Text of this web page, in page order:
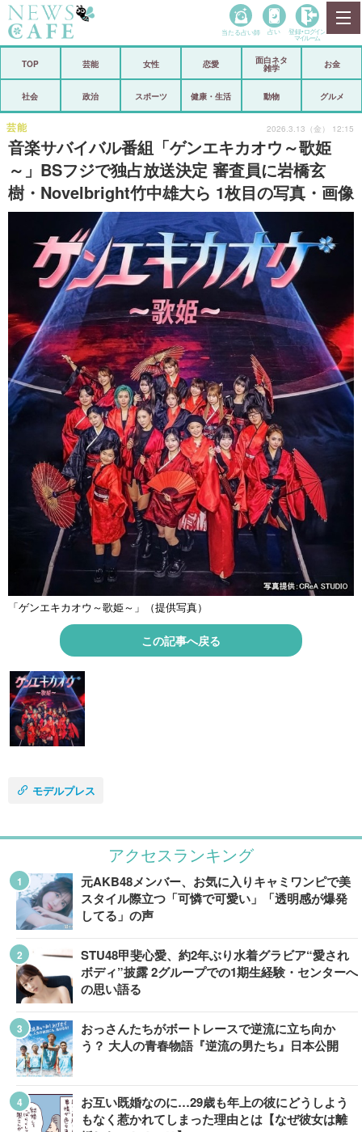
政治
芸能 スポーツ
恋愛 ビックリ
コメントポスト アリ／ナシ
リリース ショップ
登録・ログイン/マイルーム
当たる占い師 占い 登録• ログイン
マイルーム
TOP 芸能 女性 恋愛
面白ネタ
雑学
お金
社会 政治 スポーツ 健康・生活 動物 グルメ
音楽サバイバル番組「ゲンエキカオウ～歌姫
～」BSフジで独占放送決定 審査員に岩橋玄
樹・Novelbright竹中雄大ら 1枚目の写真・画像
芸能 2026.3.13（金） 12:15
「ゲンエキカオウ～歌姫～」（提供写真）
この記事へ戻る
モデルプレス
アクセスランキング
元AKB48メンバー、お気に入りキャミワンピで美
スタイル際立つ「可憐で可愛い」「透明感が爆発
してる」の声
STU48甲斐心愛、約2年ぶり水着グラビア“愛され
ボディ”披露 2グループでの1期生経験・センターへ
の思い語る
おっさんたちがボートレースで逆流に立ち向か
う？ 大人の青春物語『逆流の男たち』日本公開
お互い既婚なのに…29歳も年上の彼にどうしよう
もなく惹かれてしまった理由とは【なぜ彼女は離